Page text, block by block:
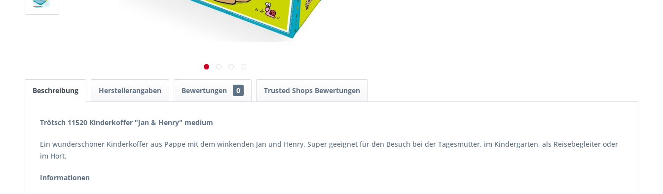
Beschreibung Herstellerangaben Bewertungen 0 Trusted Shops Bewertungen
Trötsch 11520 Kinderkoffer "Jan & Henry" medium
Ein wunderschöner Kinderkoffer aus Pappe mit dem winkenden Jan und Henry. Super geeignet für den Besuch bei der Tagesmutter, im Kindergarten, als Reisebegleiter oder
im Hort.
Informationen